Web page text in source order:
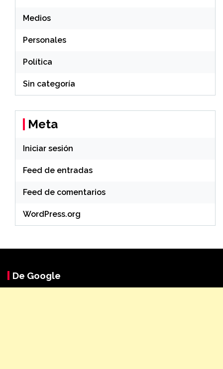
Medios
Personales
Política
Sin categoría
Meta
Iniciar sesión
Feed de entradas
Feed de comentarios
WordPress.org
De Google